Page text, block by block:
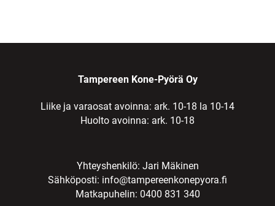
Tampereen Kone-Pyörä Oy
Liike ja varaosat avoinna: ark. 10-18 la 10-14
Huolto avoinna: ark. 10-18
Yhteyshenkilö: Jari Mäkinen
Sähköposti: info@tampereenkonepyora.fi
Matkapuhelin: 0400 831 340